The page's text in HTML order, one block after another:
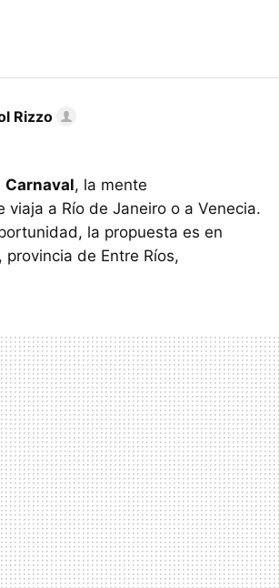
Rizzo
Carnaval, la mente
viaja a Río de Janeiro o a Venecia.
la propuesta es en
, provincia de Entre Ríos,